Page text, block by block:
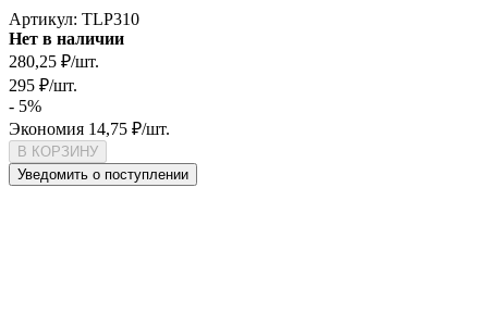
Артикул: TLP310
Нет в наличии
280,25 ₽/шт.
295 ₽/шт.
- 5%
Экономия 14,75 ₽/шт.
В КОРЗИНУ
Уведомить о поступлении